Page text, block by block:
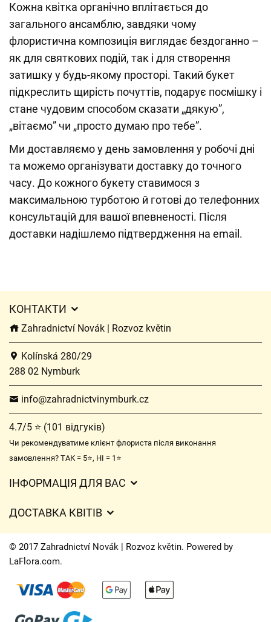
Кожна квітка органічно вплітається до
загального ансамблю, завдяки чому
флористична композиція виглядає бездоганно –
як для святкових подій, так і для створення
затишку у будь-якому просторі. Такий букет
підкреслить щирість почуттів, подарує посмішку і
стане чудовим способом сказати „дякую”,
„вітаємо” чи „просто думаю про тебе”.
Ми доставляємо у день замовлення у робочі дні
та можемо організувати доставку до точного
часу. До кожного букету ставимося з
максимальною турботою й готові до телефонних
консультацій для вашої впевненості. Після
доставки надішлемо підтвердження на email.
КОНТАКТИ
Zahradnictví Novák | Rozvoz květin
Kolínská 280/29
288 02 Nymburk
info@zahradnictvinymburk.cz
4.7/5 ⭐ (101 відгуків)
Чи рекомендуватиме клієнт флориста після виконання
замовлення? ТАК = 5⭐, НІ = 1⭐
ІНФОРМАЦІЯ ДЛЯ ВАС
Захист персональних даних
Час доставки квітів – огляд можливостей
ДОСТАВКА КВІТІВ
Вартість доставки
Куди ми доставляємо квіти
Контакти
© 2017 Zahradnictví Novák | Rozvoz květin. Powered by
LaFlora.com.